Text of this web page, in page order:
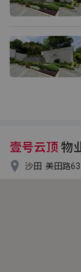
壹号云顶 物
 沙田 美田路